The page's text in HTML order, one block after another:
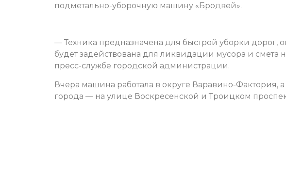
подметально-уборочную машину «Бродвей».
— Техника предназначена для быстрой уборки дорог,
будет задействована для ликвидации мусора и смета
пресс-службе городской администрации.
Вчера машина работала в округе Варавино-Фактория,
города — на улице Воскресенской и Троицком